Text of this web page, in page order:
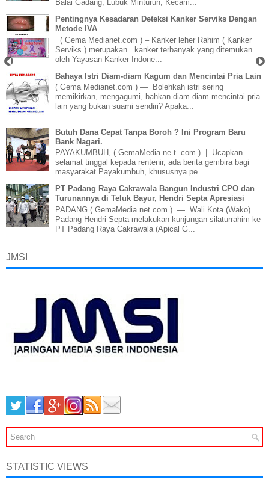
Balai Gadang, Lubuk Minturun, Kecam...
Pentingnya Kesadaran Deteksi Kanker Serviks Dengan
Metode IVA
( Gema Medianet.com ) – Kanker leher Rahim ( Kanker
Serviks ) merupakan kanker terbanyak yang ditemukan
oleh Yayasan Kanker Indone...
Bahaya Istri Diam-diam Kagum dan Mencintai Pria Lain
( Gema Medianet.com ) — Bolehkah istri sering
memikirkan, mengagumi, bahkan diam-diam mencintai pria
lain yang bukan suami sendiri? Apaka...
Butuh Dana Cepat Tanpa Boroh ? Ini Program Baru
Bank Nagari.
PAYAKUMBUH, ( GemaMedia ne t .com ) | Ucapkan
selamat tinggal kepada rentenir, ada berita gembira bagi
masyarakat Payakumbuh, khususnya pe...
PT Padang Raya Cakrawala Bangun Industri CPO dan
Turunannya di Teluk Bayur, Hendri Septa Apresiasi
PADANG ( GemaMedia net.com ) — Wali Kota (Wako)
Padang Hendri Septa melakukan kunjungan silaturrahim ke
PT Padang Raya Cakrawala (Apical G...
JMSI
STATISTIC VIEWS